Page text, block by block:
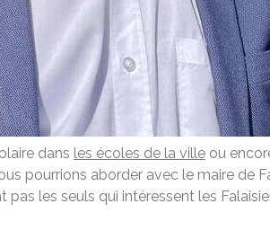
dans les écoles de la ville ou
pourrions aborder avec le maire de
les seuls qui intéressent les